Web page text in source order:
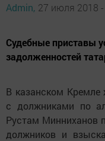
Admin, 27 июля 2018 -
Судебные приставы
задолженностей
В казанском Кремле
с должниками по
Рустам Минниханов
должников и